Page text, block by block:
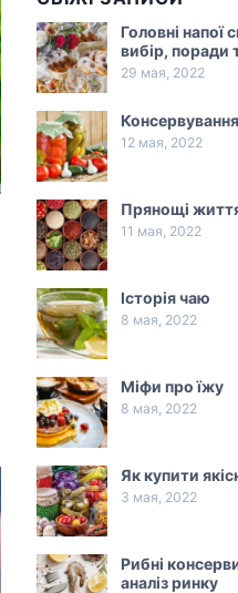
Головні напої
вибір, поради
29 мая, 2022
Консервування
12 мая, 2022
Прянощі
11 мая, 2022
Історія чаю
8 мая, 2022
Міфи про їжу
8 мая, 2022
Як купити
3 мая, 2022
Рибні
аналіз ринку